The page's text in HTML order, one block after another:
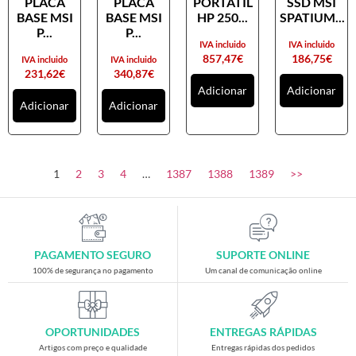
Placas gráficas
SAIS
Ventoínhas
Computadores
All-in-One
Gaming
Acessórios gaming
Cadeiras gaming
Merchandising
BASE MSI
P...
231,62€
IVA incluido
Adicionar
BASE MSI
P...
340,87€
IVA incluido
Adicionar
HP 250...
857,47€
IVA incluido
Adicionar
SPATIUM...
186,75€
IVA incluido
Adicionar
1 2 3 4 … 1387 1388 1389 >>
PAGAMENTO SEGURO
100% de segurança no pagamento
SUPORTE ONLINE
Um canal de comunicação online
OPORTUNIDADES
Artigos com preço e qualidade
ENTREGAS RÁPIDAS
Entregas rápidas dos pedidos